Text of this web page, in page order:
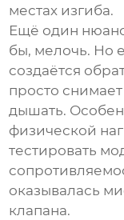
местах изгиба.
Ещё один
бы, мелочь. Но
создаётся
просто
дышать.
физической
тестировать
оказывалась
клапана.